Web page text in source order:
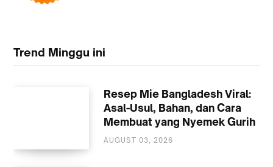
Trend Minggu ini
Resep Mie Bangladesh Viral:
Asal-Usul, Bahan, dan Cara
Membuat yang Nyemek Gurih
AUGUST 03, 2026